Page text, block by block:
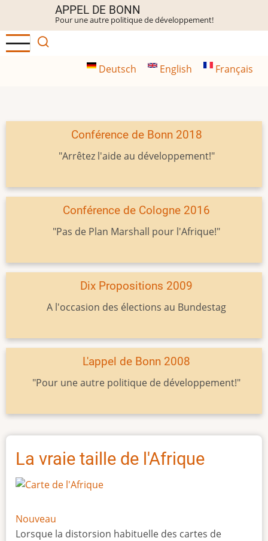
contenu
principal
APPEL DE BONN
Pour une autre politique de développement!
Deutsch English Français
Conférence de Bonn 2018
"Arrêtez l'aide au développement!"
Conférence de Cologne 2016
"Pas de Plan Marshall pour l'Afrique!"
Dix Propositions 2009
A l'occasion des élections au Bundestag
L'appel de Bonn 2008
"Pour une autre politique de développement!"
La vraie taille de l'Afrique
Nouveau
Lorsque la distorsion habituelle des cartes de